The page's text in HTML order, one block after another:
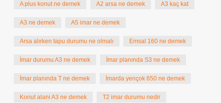
A plus konut ne demek A2 arsa ne demek A3 kaç kat
A3 ne demek A5 imar ne demek
Arsa alırken tapu durumu ne olmalı Emsal 160 ne demek
İmar durumu A3 ne demek İmar planında S3 ne demek
İmar planında T ne demek İmarda yençok 650 ne demek
Konut alani A3 ne demek T2 imar durumu nedir